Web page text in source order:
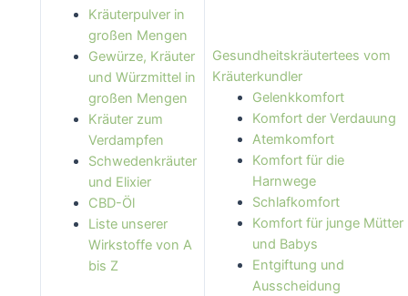
Kräuterpulver in
großen Mengen
Gewürze, Kräuter
und Würzmittel in
großen Mengen
Kräuter zum
Verdampfen
Schwedenkräuter
und Elixier
CBD-Öl
Liste unserer
Wirkstoffe von A
bis Z
Gesundheitskräutertees vom
Kräuterkundler
Gelenkkomfort
Komfort der Verdauung
Atemkomfort
Komfort für die
Harnwege
Schlafkomfort
Komfort für junge Mütter
und Babys
Entgiftung und
Ausscheidung